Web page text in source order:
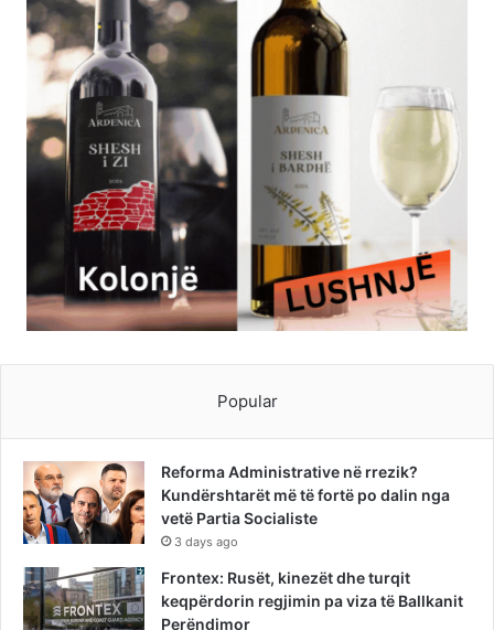
Popular
Reforma Administrative në rrezik?
Kundërshtarët më të fortë po dalin nga
vetë Partia Socialiste
3 days ago
Frontex: Rusët, kinezët dhe turqit
keqpërdorin regjimin pa viza të Ballkanit
Perëndimor